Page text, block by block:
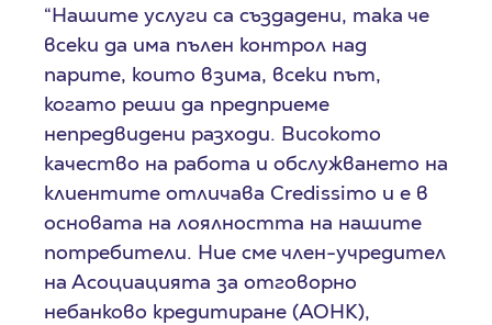
“Нашите услуги са създадени, така че
всеки да има пълен контрол над
парите, които взима, всеки път,
когато реши да предприеме
непредвидени разходи. Високото
качество на работа и обслужването на
клиентите отличава Credissimo и е в
основата на лоялността на нашите
потребители. Ние сме член-учредител
на Асоциацията за отговорно
небанково кредитиране (АОНК),